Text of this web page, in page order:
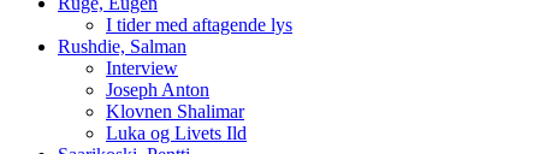
I tider med aftagende lys
Rushdie, Salman
Interview
Joseph Anton
Klovnen Shalimar
Luka og Livets Ild